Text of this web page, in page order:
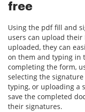
free
Using the pdf fill and
users can upload their
uploaded, they can
on them and typing in
completing the form,
selecting the
typing, or uploading a
save the completed
their signatures.